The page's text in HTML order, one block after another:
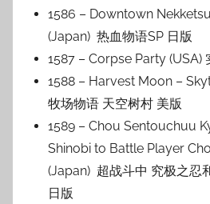
1586 – Downtown
(Japan) 热血物语SP 日版
1587 – Corpse Party (USA)
1588 – Harvest Moon –
牧场物语 天空树村 美版
1589 – Chou Sentouchuu
Shinobi to Battle Player
(Japan) 超战斗中 究极之忍
日版